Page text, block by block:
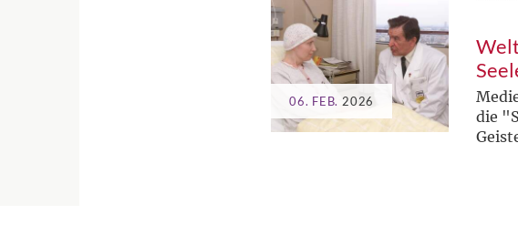
06. FEB. 2026
die